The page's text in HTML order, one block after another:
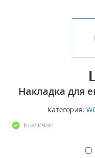
Накладка для
Категория:
В НАЛИЧИИ